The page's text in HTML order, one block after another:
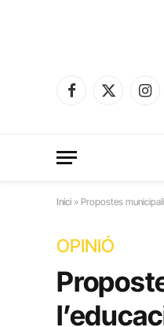
Facebook
X
Inici » Propostes
OPINIÓ